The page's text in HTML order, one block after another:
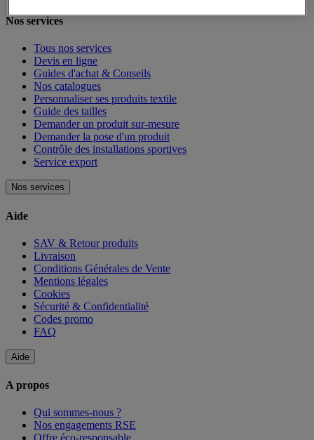
Nos services
Tous nos services
Devis en ligne
Guides d'achat & Conseils
Nos catalogues
Personnaliser ses produits textile
Guide des tailles
Demander un produit sur-mesure
Demander la pose d'un produit
Contrôle des installations sportives
Service export
Nos services
Aide
SAV & Retour produits
Livraison
Conditions Générales de Vente
Mentions légales
Cookies
Sécurité & Confidentialité
Codes promo
FAQ
Aide
A propos
Qui sommes-nous ?
Nos engagements RSE